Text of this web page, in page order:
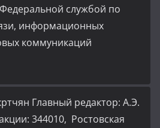
службой по
информационных
коммуникаций
Главный редактор: А.Э.
344010, Ростовская